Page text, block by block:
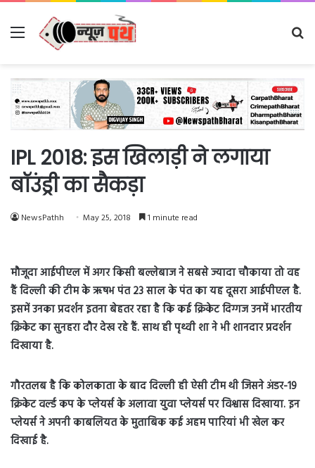
Menu
IPL 2018: इस खिलाड़ी ने लगाया
बॉउंड्री का सैकड़ा
NewsPathh May 25, 2018 1 minute read
मौजूदा आईपीएल में अगर किसी बल्लेबाज ने सबसे ज्यादा चौकाया तो वह
हैं दिल्ली की टीम के ऋषभ पंत 23 साल के पंत का यह दूसरा आईपीएल है.
इसमें उनका प्रदर्शन इतना बेहतर रहा है कि कई क्रिकेट दिग्गज उनमें भारतीय
क्रिकेट का सुनहरा दौर देख रहे हैं. साथ ही पृथ्वी शा ने भी शानदार प्रदर्शन
दिखाया है.
गौरतलब है कि कोलकाता के बाद दिल्ली ही ऐसी टीम थी जिसने अंडर-19
क्रिकेट वर्ल्ड कप के प्लेयर्स के अलावा युवा प्लेयर्स पर विश्वास दिखाया. इन
प्लेयर्स ने अपनी काबलियत के मुताबिक कई अहम पारियां भी खेल कर
दिखाई है.